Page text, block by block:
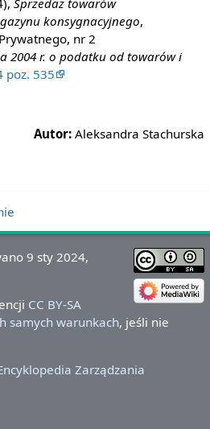
konsygnacyjnego,
nr 2
2004 r. o podatku od towarów i
poz. 535
Autor: Aleksandra Stachurska
9 sty 2024,
CC BY-SA
samych warunkach, jeśli nie
Zarządzania